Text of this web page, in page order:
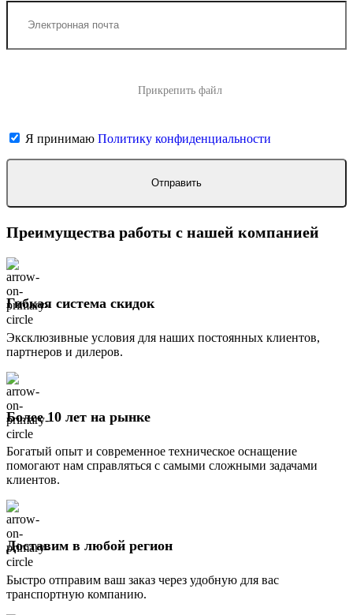
Прикрепить файл
Я принимаю Политику конфиденциальности
Преимущества работы с нашей компанией
Гибкая система скидок
Эксклюзивные условия для наших постоянных клиентов,
партнеров и дилеров.
Более 10 лет на рынке
Богатый опыт и современное техническое оснащение
помогают нам справляться с самыми сложными задачами
клиентов.
Доставим в любой регион
Быстро отправим ваш заказ через удобную для вас
транспортную компанию.